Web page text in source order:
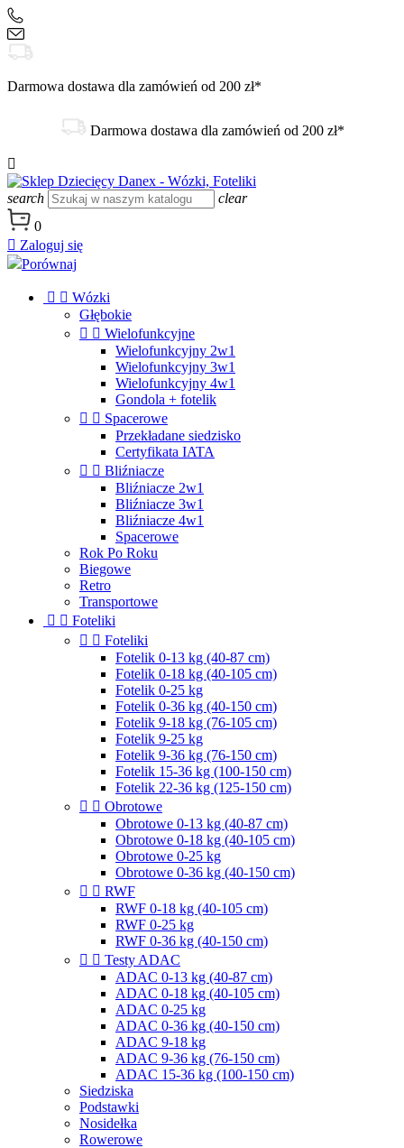
Darmowa dostawa dla zamówień od 200 zł*
Darmowa dostawa dla zamówień od 200 zł*

search
clear
0
 Zaloguj się
Porównaj
  Wózki
Głębokie
  Wielofunkcyjne
Wielofunkcyjny 2w1
Wielofunkcyjny 3w1
Wielofunkcyjny 4w1
Gondola + fotelik
  Spacerowe
Przekładane siedzisko
Certyfikata IATA
  Bliźniacze
Bliźniacze 2w1
Bliźniacze 3w1
Bliźniacze 4w1
Spacerowe
Rok Po Roku
Biegowe
Retro
Transportowe
  Foteliki
  Foteliki
Fotelik 0-13 kg (40-87 cm)
Fotelik 0-18 kg (40-105 cm)
Fotelik 0-25 kg
Fotelik 0-36 kg (40-150 cm)
Fotelik 9-18 kg (76-105 cm)
Fotelik 9-25 kg
Fotelik 9-36 kg (76-150 cm)
Fotelik 15-36 kg (100-150 cm)
Fotelik 22-36 kg (125-150 cm)
  Obrotowe
Obrotowe 0-13 kg (40-87 cm)
Obrotowe 0-18 kg (40-105 cm)
Obrotowe 0-25 kg
Obrotowe 0-36 kg (40-150 cm)
  RWF
RWF 0-18 kg (40-105 cm)
RWF 0-25 kg
RWF 0-36 kg (40-150 cm)
  Testy ADAC
ADAC 0-13 kg (40-87 cm)
ADAC 0-18 kg (40-105 cm)
ADAC 0-25 kg
ADAC 0-36 kg (40-150 cm)
ADAC 9-18 kg
ADAC 9-36 kg (76-150 cm)
ADAC 15-36 kg (100-150 cm)
Siedziska
Podstawki
Nosidełka
Rowerowe